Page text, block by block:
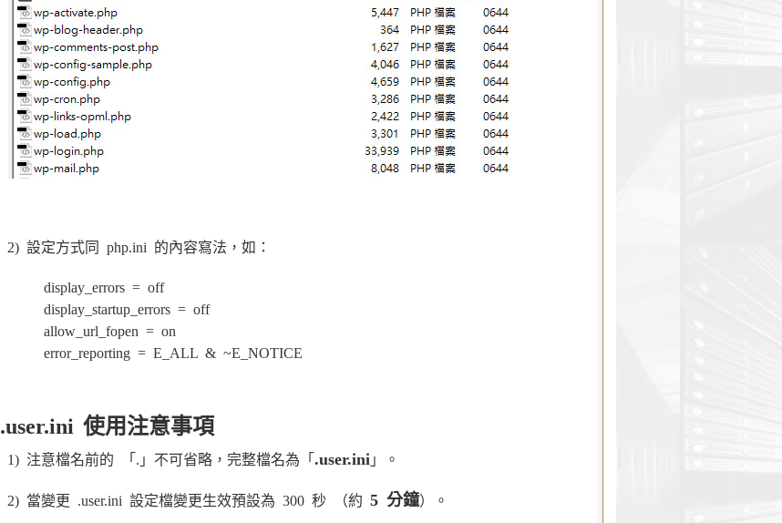
2) 設定方式同 php.ini 的內容寫法，如：
display_errors = off
display_startup_errors = off
allow_url_fopen = on
error_reporting = E_ALL & ~E_NOTICE
.user.ini 使用注意事項
1) 注意檔名前的 「.」不可省略，完整檔名為「 .user.ini 」。
2) 當變更 .user.ini 設定檔變更生效預設為 300 秒 （約 5 分鐘）。